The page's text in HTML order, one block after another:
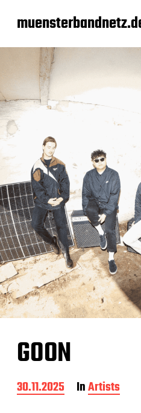
GOON
B
e
30.11.2025 InArtists